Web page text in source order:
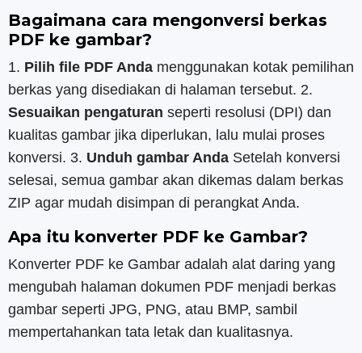
Bagaimana cara mengonversi berkas
PDF ke gambar?
1. Pilih file PDF Anda menggunakan kotak pemilihan
berkas yang disediakan di halaman tersebut. 2.
Sesuaikan pengaturan seperti resolusi (DPI) dan
kualitas gambar jika diperlukan, lalu mulai proses
konversi. 3. Unduh gambar Anda Setelah konversi
selesai, semua gambar akan dikemas dalam berkas
ZIP agar mudah disimpan di perangkat Anda.
Apa itu konverter PDF ke Gambar?
Konverter PDF ke Gambar adalah alat daring yang
mengubah halaman dokumen PDF menjadi berkas
gambar seperti JPG, PNG, atau BMP, sambil
mempertahankan tata letak dan kualitasnya.